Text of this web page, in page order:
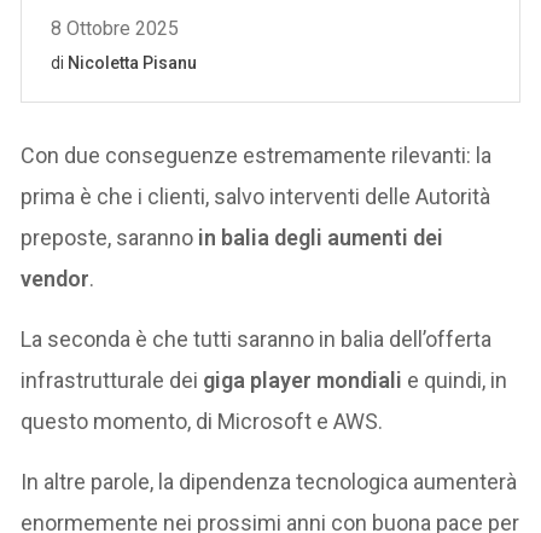
Con due conseguenze estremamente rilevanti: la
prima è che i clienti, salvo interventi delle Autorità
preposte, saranno in balia degli aumenti dei
vendor.
La seconda è che tutti saranno in balia dell’offerta
infrastrutturale dei giga player mondiali e quindi, in
questo momento, di Microsoft e AWS.
In altre parole, la dipendenza tecnologica aumenterà
enormemente nei prossimi anni con buona pace per